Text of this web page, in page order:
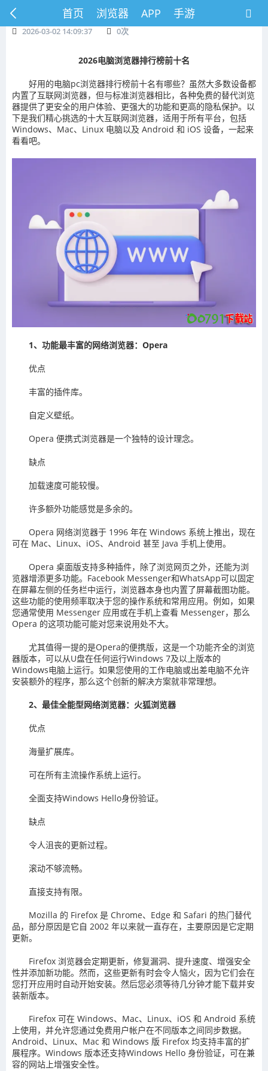
首页 浏览器 APP 手游
2026-03-02 14:09:37 0次
2026电脑浏览器排行榜前十名
好用的电脑pc浏览器排行榜前十名有哪些？虽然大多数设备都
内置了互联网浏览器，但与标准浏览器相比，各种免费的替代浏览
器提供了更安全的用户体验、更强大的功能和更高的隐私保护。以
下是我们精心挑选的十大互联网浏览器，适用于所有平台，包括
Windows、Mac、Linux 电脑以及 Android 和 iOS 设备，一起来
看看吧。
1、功能最丰富的网络浏览器：Opera
优点
丰富的插件库。
自定义壁纸。
Opera 便携式浏览器是一个独特的设计理念。
缺点
加载速度可能较慢。
许多额外功能感觉是多余的。
Opera 网络浏览器于 1996 年在 Windows 系统上推出，现在
可在 Mac、Linux、iOS、Android 甚至 Java 手机上使用。
Opera 桌面版支持多种插件，除了浏览网页之外，还能为浏
览器增添更多功能。Facebook Messenger和WhatsApp可以固定
在屏幕左侧的任务栏中运行，浏览器本身也内置了屏幕截图功能。
这些功能的使用频率取决于您的操作系统和常用应用。例如，如果
您通常使用 Messenger 应用或在手机上查看 Messenger，那么
Opera 的这项功能可能对您来说用处不大。
尤其值得一提的是Opera的便携版，这是一个功能齐全的浏览
器版本，可以从U盘在任何运行Windows 7及以上版本的
Windows电脑上运行。如果您使用的工作电脑或出差电脑不允许
安装额外的程序，那么这个创新的解决方案就非常理想。
2、最佳全能型网络浏览器：火狐浏览器
优点
海量扩展库。
可在所有主流操作系统上运行。
全面支持Windows Hello身份验证。
缺点
令人沮丧的更新过程。
滚动不够流畅。
直接支持有限。
Mozilla 的 Firefox 是 Chrome、Edge 和 Safari 的热门替代
品，部分原因是它自 2002 年以来就一直存在，主要原因是它定期
更新。
Firefox 浏览器会定期更新，修复漏洞、提升速度、增强安全
性并添加新功能。然而，这些更新有时会令人恼火，因为它们会在
您打开应用时自动开始安装。然后您必须等待几分钟才能下载并安
装新版本。
Firefox 可在 Windows、Mac、Linux、iOS 和 Android 系统
上使用，并允许您通过免费用户帐户在不同版本之间同步数据。
Android、Linux、Mac 和 Windows 版 Firefox 均支持丰富的扩
展程序。Windows 版本还支持Windows Hello 身份验证，可在兼
容的网站上增强安全性。